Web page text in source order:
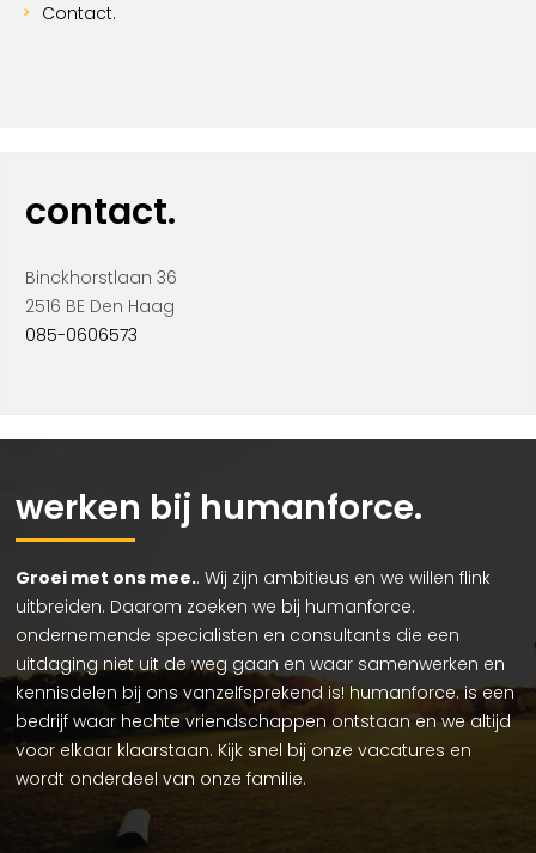
Contact.
contact.
Binckhorstlaan 36
2516 BE Den Haag
085-0606573
werken bij humanforce.
Groei met ons mee.. Wij zijn ambitieus en we willen flink
uitbreiden. Daarom zoeken we bij humanforce.
ondernemende specialisten en consultants die een
uitdaging niet uit de weg gaan en waar samenwerken en
kennisdelen bij ons vanzelfsprekend is! humanforce. is een
bedrijf waar hechte vriendschappen ontstaan en we altijd
voor elkaar klaarstaan. Kijk snel bij onze vacatures en
wordt onderdeel van onze familie.